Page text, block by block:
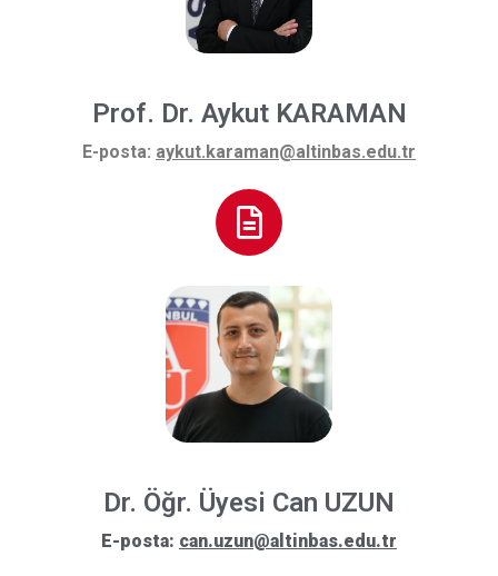
Prof. Dr. Aykut KARAMAN
E-posta: aykut.karaman@altinbas.edu.tr
Dr. Öğr. Üyesi Can UZUN
E-posta: can.uzun@altinbas.edu.tr